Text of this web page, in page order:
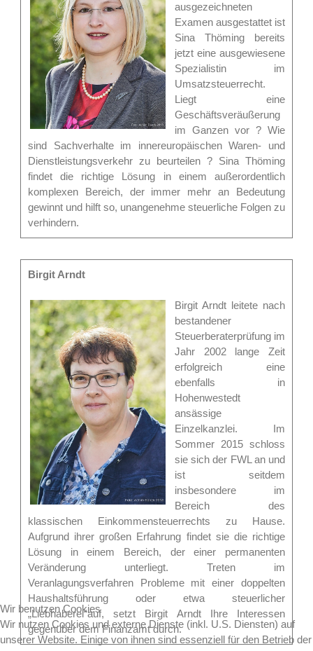
ausgezeichneten
Examen ausgestattet ist
Sina Thöming bereits
jetzt eine ausgewiesene
Spezialistin im
Umsatzsteuerrecht.
Liegt eine
Geschäftsveräußerung
im Ganzen vor ? Wie
sind Sachverhalte im innereuropäischen Waren- und
Dienstleistungsverkehr zu beurteilen ? Sina Thöming
findet die richtige Lösung in einem außerordentlich
komplexen Bereich, der immer mehr an Bedeutung
gewinnt und hilft so, unangenehme steuerliche Folgen zu
verhindern.
Birgit Arndt
Birgit Arndt leitete nach
bestandener
Steuerberaterprüfung im
Jahr 2002 lange Zeit
erfolgreich eine
ebenfalls in
Hohenwestedt
ansässige
Einzelkanzlei. Im
Sommer 2015 schloss
sie sich der FWL an und
ist seitdem
insbesondere im
Bereich des
klassischen Einkommensteuerrechts zu Hause.
Aufgrund ihrer großen Erfahrung findet sie die richtige
Lösung in einem Bereich, der einer permanenten
Veränderung unterliegt. Treten im
Veranlagungsverfahren Probleme mit einer doppelten
Haushaltsführung oder etwa steuerlicher
„Liebhaberei“auf, setzt Birgit Arndt Ihre Interessen
gegenüber dem Finanzamt durch.
Wir benutzen Cookies
Wir nutzen Cookies und externe Dienste (inkl. U.S. Diensten) auf
unserer Website. Einige von ihnen sind essenziell für den Betrieb der